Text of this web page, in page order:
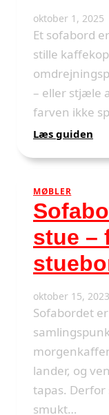
oktober 1, 2025
Et sofabord
stille
– eller stjæle
farven ikke
Læs guiden
til
MØBLER
stue –
oktober 15, 2023
Sofabordet
lander, og
tapas.
smukt…